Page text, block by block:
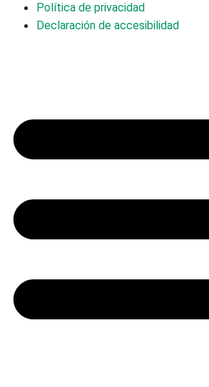
Política de privacidad
Declaración de accesibilidad